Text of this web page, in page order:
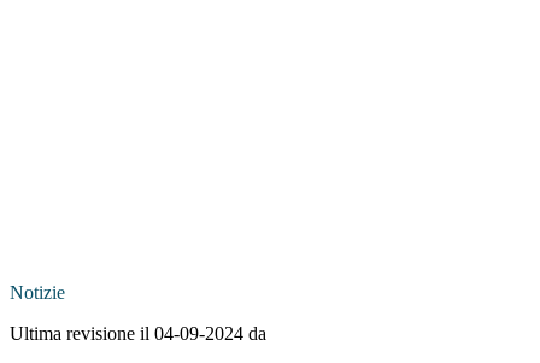
Notizie
Ultima revisione il 04-09-2024 da